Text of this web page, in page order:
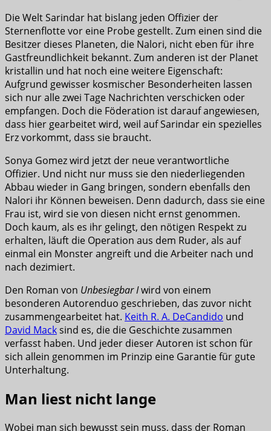
Die Welt Sarindar hat bislang jeden Offizier der
Sternenflotte vor eine Probe gestellt. Zum einen sind die
Besitzer dieses Planeten, die Nalori, nicht eben für ihre
Gastfreundlichkeit bekannt. Zum anderen ist der Planet
kristallin und hat noch eine weitere Eigenschaft:
Aufgrund gewisser kosmischer Besonderheiten lassen
sich nur alle zwei Tage Nachrichten verschicken oder
empfangen. Doch die Föderation ist darauf angewiesen,
dass hier gearbeitet wird, weil auf Sarindar ein spezielles
Erz vorkommt, dass sie braucht.
Sonya Gomez wird jetzt der neue verantwortliche
Offizier. Und nicht nur muss sie den niederliegenden
Abbau wieder in Gang bringen, sondern ebenfalls den
Nalori ihr Können beweisen. Denn dadurch, dass sie eine
Frau ist, wird sie von diesen nicht ernst genommen.
Doch kaum, als es ihr gelingt, den nötigen Respekt zu
erhalten, läuft die Operation aus dem Ruder, als auf
einmal ein Monster angreift und die Arbeiter nach und
nach dezimiert.
Den Roman von Unbesiegbar Iwird von einem
besonderen Autorenduo geschrieben, das zuvor nicht
zusammengearbeitet hat. Keith R. A. DeCandido und
David Macksind es, die die Geschichte zusammen
verfasst haben. Und jeder dieser Autoren ist schon für
sich allein genommen im Prinzip eine Garantie für gute
Unterhaltung.
Man liest nicht lange
Wobei man sich bewusst sein muss, dass der Roman